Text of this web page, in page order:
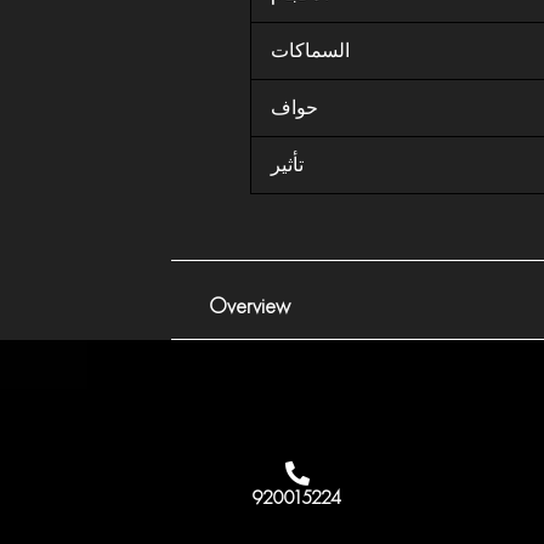
السماكات
حواف
تأثير
Overview
920015224